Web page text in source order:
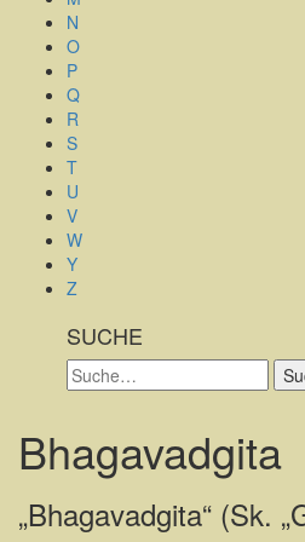
N
O
P
Q
R
S
T
U
V
W
Y
Z
SUCHE
Suche
Bhagavadgita
„Bhagavadgita“ (Sk.